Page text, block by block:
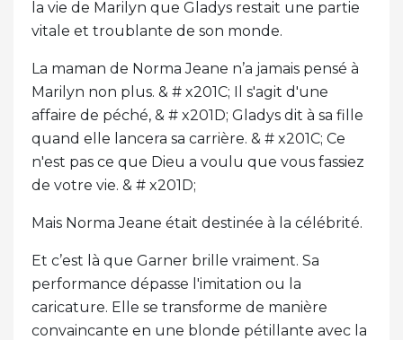
la vie de Marilyn que Gladys restait une partie
vitale et troublante de son monde.
La maman de Norma Jeane n’a jamais pensé à
Marilyn non plus. & # x201C; Il s'agit d'une
affaire de péché, & # x201D; Gladys dit à sa fille
quand elle lancera sa carrière. & # x201C; Ce
n'est pas ce que Dieu a voulu que vous fassiez
de votre vie. & # x201D;
Mais Norma Jeane était destinée à la célébrité.
Et c’est là que Garner brille vraiment. Sa
performance dépasse l'imitation ou la
caricature. Elle se transforme de manière
convaincante en une blonde pétillante avec la